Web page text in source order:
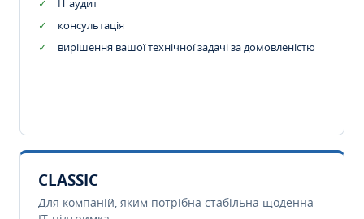
IT аудит
консультація
вирішення вашої технічної задачі за домовленістю
CLASSIC
Для компаній, яким потрібна стабільна щоденна